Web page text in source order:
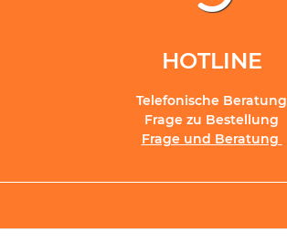
HOTLINE
Telefonische Beratung
Frage zu Bestellung
Frage und Beratung